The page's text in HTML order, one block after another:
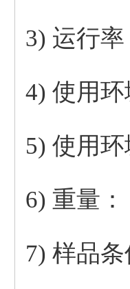
3) 运行
4) 使用
5) 使用
6) 重
7) 样品